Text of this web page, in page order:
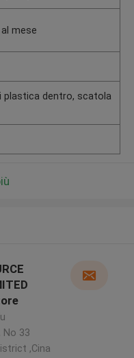
mese
plastica dentro, scatola
No 33
,Cina